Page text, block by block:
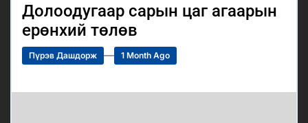
Долоодугаар сарын цаг агаарын
ерөнхий төлөв
Пүрэв Дашдорж 1 Month Ago